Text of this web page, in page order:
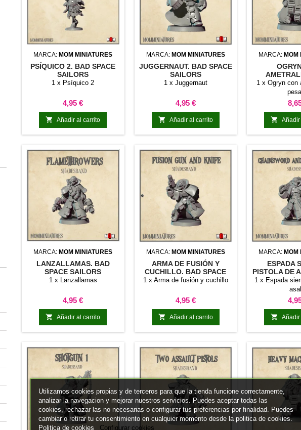
MARCA:MOM MINIATURES
PSÍQUICO 2. BAD SPACE
SAILORS
1 x Psíquico 2
Precio
4,95 €
 Añadir al carrito
MARCA: MOM MINIATURES
JUGGERNAUT. BAD SPACE
SAILORS
1 x Juggernaut
Precio
4,95 €
 Añadir al carrito
MARCA:MOM
PESADA.
1 x Ogryn con

MARCA: MOM MINIATURES
LANZALLAMAS. BAD
SPACE SAILORS
1 x Lanzallamas
Precio
4,95 €
 Añadir al carrito
MARCA: MOM MINIATURES
ARMA DE FUSIÓN Y
CUCHILLO. BAD SPACE
SAILORS
1 x Arma de fusión y cuchillo
Precio
4,95 €
 Añadir al carrito
MARCA: MOM
ESPADA
PISTOLA DE
SPACE
1 x Espada

Utilizamos cookies propias y de terceros para que la tienda funcione correctamente,
analizar la navegacion y mejorar nuestros servicios. Puedes aceptar todas las
cookies, rechazar las no necesarias o configurar tus preferencias por finalidad. Puedes
cambiar o retirar tu consentimiento en cualquier momento desde la politica de cookies.
Politica de cookies
Configurar cookies